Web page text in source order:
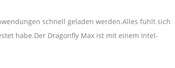
schnell geladen werden.Alles fühlt sich
habe.Der Dragonfly Max ist mit einem Intel-